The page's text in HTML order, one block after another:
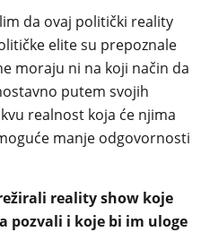
da ovaj politički reality
elite su prepoznale
moraju ni na koji način da
putem svojih
realnost koja će njima
manje odgovornosti
režirali reality show koje
pozvali i koje bi im uloge